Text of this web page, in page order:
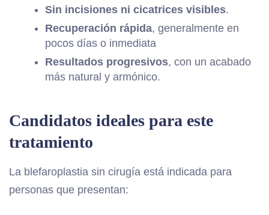
Sin incisiones ni cicatrices visibles.
Recuperación rápida, generalmente en
pocos días o inmediata
Resultados progresivos, con un acabado
más natural y armónico.
Candidatos ideales para este
tratamiento
La blefaroplastia sin cirugía está indicada para
personas que presentan: